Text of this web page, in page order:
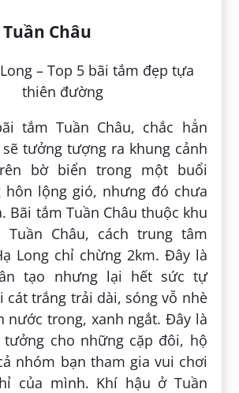
Châu
tắm Tuần Châu, chắc hẳn
tưởng tượng ra khung cảnh
bờ biển trong một buổi
hôn lộng gió, nhưng đó chưa
Bãi tắm Tuần Châu thuộc khu
Châu, cách trung tâm
Long chỉ chừng 2km. Đây là
tạo nhưng lại hết sức tự
cát trắng trải dài, sóng vỗ nhè
nước trong, xanh ngắt. Đây là
cho những cặp đôi, hộ
nhóm bạn tham gia vui chơi
của mình. Khí hậu ở Tuần